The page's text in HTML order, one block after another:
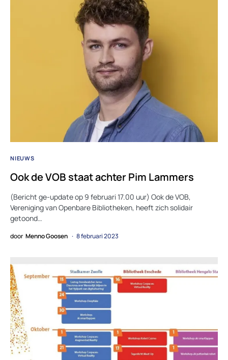
NIEUWS
Ook de VOB staat achter Pim Lammers
(Bericht ge-update op 9 februari 17.00 uur) Ook de VOB,
Vereniging van Openbare Bibliotheken, heeft zich solidair
getoond…
door Menno Goosen 8 februari 2023